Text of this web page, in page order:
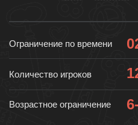
Ограничение по времени
Количество игроков
Возрастное ограничение